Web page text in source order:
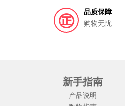
品质保障
购物无忧
新手指南
产品说明